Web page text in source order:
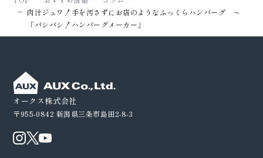
肉汁ジュワ！手を汚さずにお店のようなふっくらハンバーグ ～
「バシバシ！ハンバーグメーカー」
オークス株式会社
〒955-0842 新潟県三条市島田2-8-3